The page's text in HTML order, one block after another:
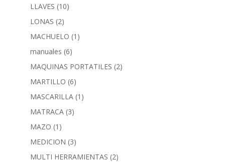
LLAVES (10)
LONAS (2)
MACHUELO (1)
manuales (6)
MAQUINAS PORTATILES (2)
MARTILLO (6)
MASCARILLA (1)
MATRACA (3)
MAZO (1)
MEDICION (3)
MULTI HERRAMIENTAS (2)